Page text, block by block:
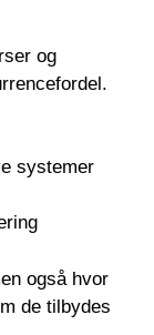
og
systemer
også hvor
de tilbydes